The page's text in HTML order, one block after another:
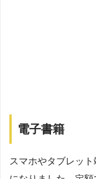
電子書籍
スマホやタブレット